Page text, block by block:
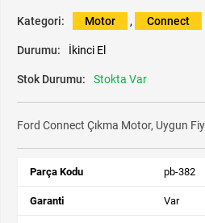
Kategori: Motor , Connect
Durumu: İkinci El
Stok Durumu: Stokta Var
Ford Connect Çıkma Motor, Uygun
Parça Kodu pb-382
Garanti Var